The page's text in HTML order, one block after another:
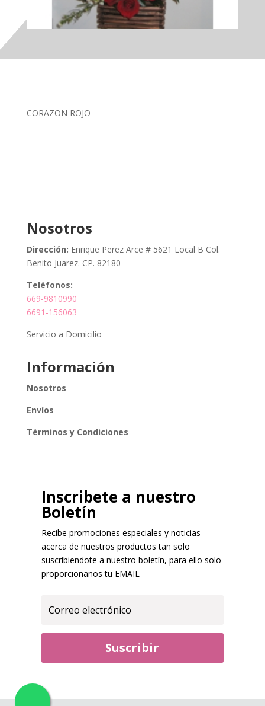
CORAZON ROJO
Nosotros
Dirección: Enrique Perez Arce # 5621 Local B Col.
Benito Juarez. CP. 82180
Teléfonos:
669-9810990
6691-156063
Servicio a Domicilio
Información
Nosotros
Envíos
Términos y Condiciones
Inscribete a nuestro
Boletín
Recibe promociones especiales y noticias
acerca de nuestros productos tan solo
suscribiendote a nuestro boletín, para ello solo
proporcionanos tu EMAIL
Suscribir